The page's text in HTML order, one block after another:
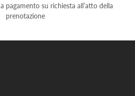
pagamento su richiesta all’atto della
prenotazione